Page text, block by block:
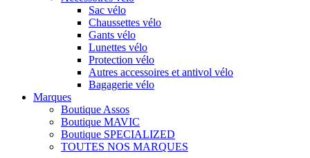
Sac vélo
Chaussettes vélo
Gants vélo
Lunettes vélo
Protection vélo
Autres accessoires et antivol vélo
Bagagerie vélo
Marques
Boutique Assos
Boutique MAVIC
Boutique SPECIALIZED
TOUTES NOS MARQUES